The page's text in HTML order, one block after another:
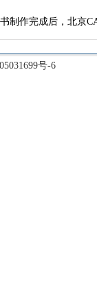
制作完成后，北京